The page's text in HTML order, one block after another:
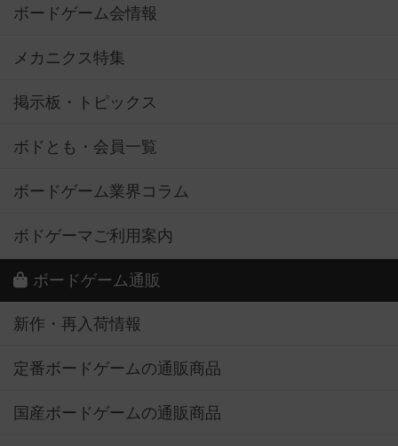
ボードゲーム会情報
メカニクス特集
掲示板・トピックス
ボドとも・会員一覧
ボードゲーム業界コラム
ボドゲーマご利用案内
ボードゲーム通販
新作・再入荷情報
定番ボードゲームの通販商品
国産ボードゲームの通販商品